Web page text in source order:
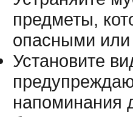
предметы,
опасными или
Установите
напоминания